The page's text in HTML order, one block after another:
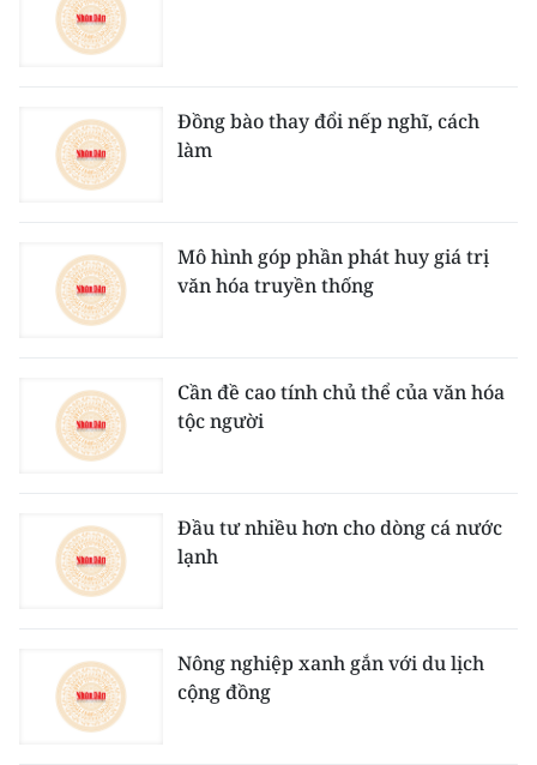
Đồng bào thay đổi nếp nghĩ, cách
làm
Mô hình góp phần phát huy giá trị
văn hóa truyền thống
Cần đề cao tính chủ thể của văn hóa
tộc người
Đầu tư nhiều hơn cho dòng cá nước
lạnh
Nông nghiệp xanh gắn với du lịch
cộng đồng